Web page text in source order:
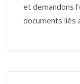
et demandons
documents liés